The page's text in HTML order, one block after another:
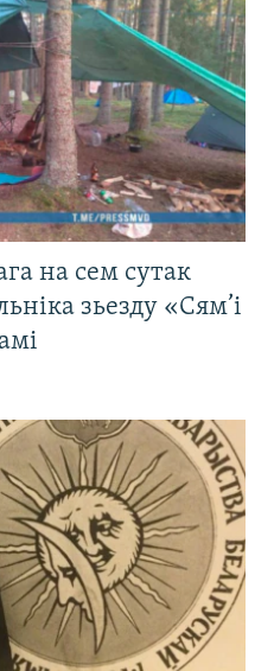
на сем сутак
зьезду «Сям’і